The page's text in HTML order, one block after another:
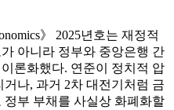
》 2025년호는 재정적
아니라 정부와 중앙은행 간
론화했다. 연준이 정치적 압
나, 과거 2차 대전기처럼 금
부 부채를 사실상 화폐화할